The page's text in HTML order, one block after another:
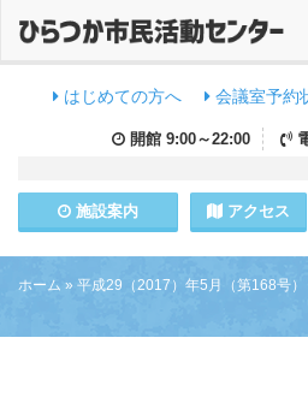
はじめての方へ 会議室予約
開館 9:00～22:00
施設案内 アクセス
ホーム » 平成29（2017）年5月（第168号）